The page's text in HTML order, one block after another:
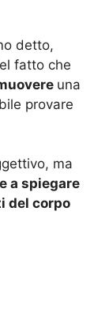
detto,
fatto che
una
provare
ma
a spiegare
del corpo